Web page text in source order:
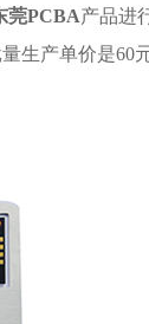
莞PCBA产品进
生产单价是60元